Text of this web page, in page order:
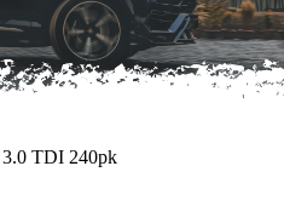
TDI 240pk